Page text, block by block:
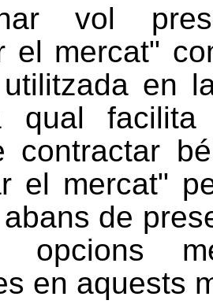
vol
el mercat"
en
qual facilita
contractar
el mercat"
de
opcions
en aquests